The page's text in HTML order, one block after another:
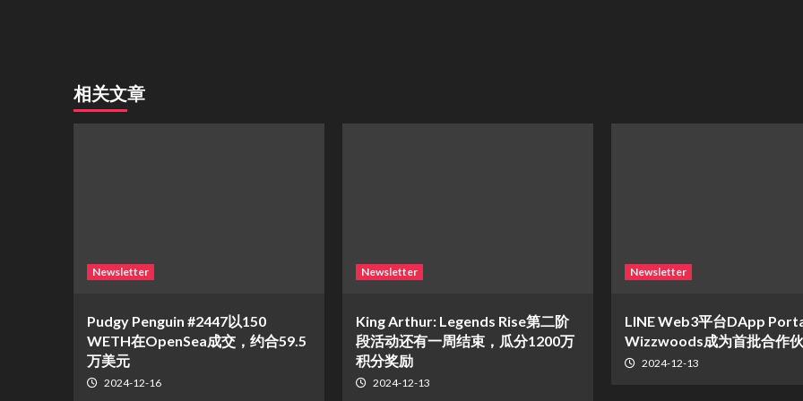
相关文章
Newsletter
Pudgy Penguin #2447以150
WETH在OpenSea成交，约合59.5
万美元
2024-12-16
Newsletter
King Arthur: Legends Rise第二阶
段活动还有一周结束，瓜分1200万
积分奖励
2024-12-13
Newsletter
LINE Web3平台DApp
Wizzwoods成为首批合作
2024-12-13